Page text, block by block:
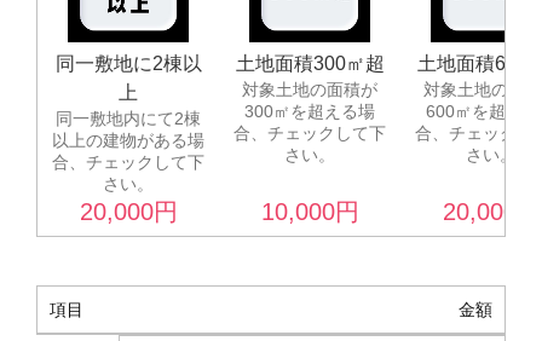
同一敷地に2棟以
上
同一敷地内にて2棟
以上の建物がある場
合、チェックして下
さい。
20,000円
土地面積300㎡超
対象土地の面積が
300㎡を超える場
合、チェックして下
さい。
10,000円
土地面積600
対象土地の面
600㎡を超え
合、チェックし
さい。
20,000
項目 金額